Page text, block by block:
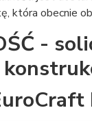
która obecnie
-